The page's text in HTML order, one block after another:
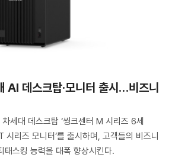
AI 데스크탑·모니터 출시…비즈니
세대 데스크탑 ‘씽크센터 M 시리즈 6세
시리즈 모니터’를 출시하며, 고객들의 비즈니
태스킹 능력을 대폭 향상시킨다.